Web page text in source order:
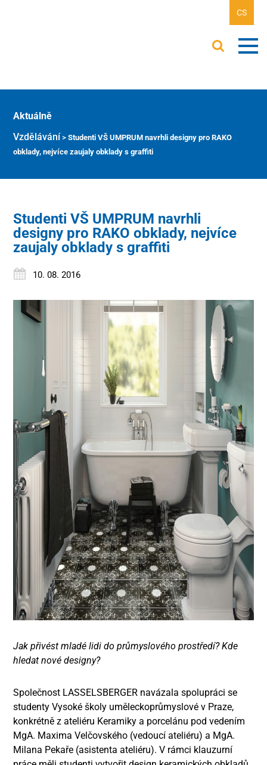
CS
Aktuálně
Vzdělávání>Studenti VŠ UMPRUM navrhli designy pro RAKO
obklady, nejvíce zaujaly obklady s graffiti
Studenti VŠ UMPRUM navrhli
designy pro RAKO obklady, nejvíce
zaujaly obklady s graffiti
10. 08. 2016
Jak přivést mladé lidi do průmyslového prostředí? Kde
hledat nové designy?
Společnost LASSELSBERGER navázala spolupráci se
studenty Vysoké školy uměleckoprůmyslové v Praze,
konkrétně z ateliéru Keramiky a porcelánu pod vedením
MgA. Maxima Velčovského (vedoucí ateliéru) a MgA.
Milana Pekaře (asistenta ateliéru). V rámci klauzurní